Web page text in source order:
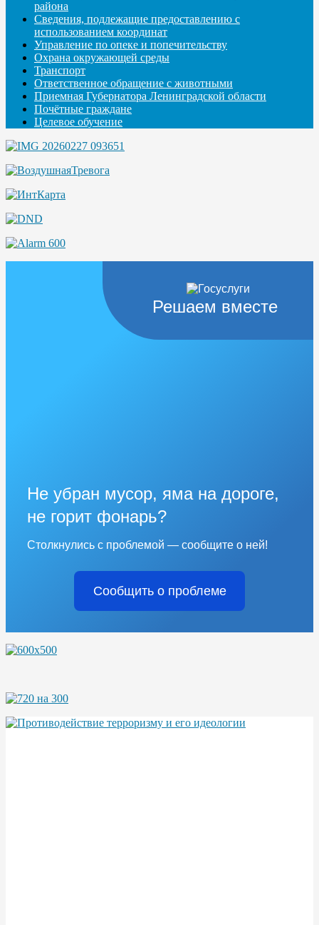
района
Сведения, подлежащие предоставлению с
использованием координат
Управление по опеке и попечительству
Охрана окружающей среды
Транспорт
Ответственное обращение с животными
Приемная Губернатора Ленинградской области
Почётные граждане
Целевое обучение
Решаем вместе
Не убран мусор, яма на дороге,
не горит фонарь?
Столкнулись с проблемой — сообщите о ней!
Сообщить о проблеме